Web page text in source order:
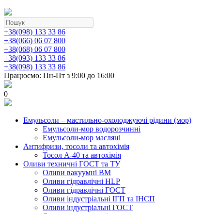
+38(098) 133 33 86
+38(066) 06 07 800
+38(068) 06 07 800
+38(093) 133 33 86
+38(098) 133 33 86
Працюємо: Пн-Пт з 9:00 до 16:00
0
Емульсоли – мастильно-охолоджуючі рідини (мор)
Емульсоли-мор водорозчинні
Емульсоли-мор масляні
Антифризи, тосоли та автохімія
Тосол А-40 та автохімія
Оливи техничні ГОСТ та ТУ
Оливи вакуумні ВМ
Оливи гідравлічні HLP
Оливи гідравлічні ГОСТ
Оливи індустріальні ІГП та ІНСП
Оливи індустріальні ГОСТ